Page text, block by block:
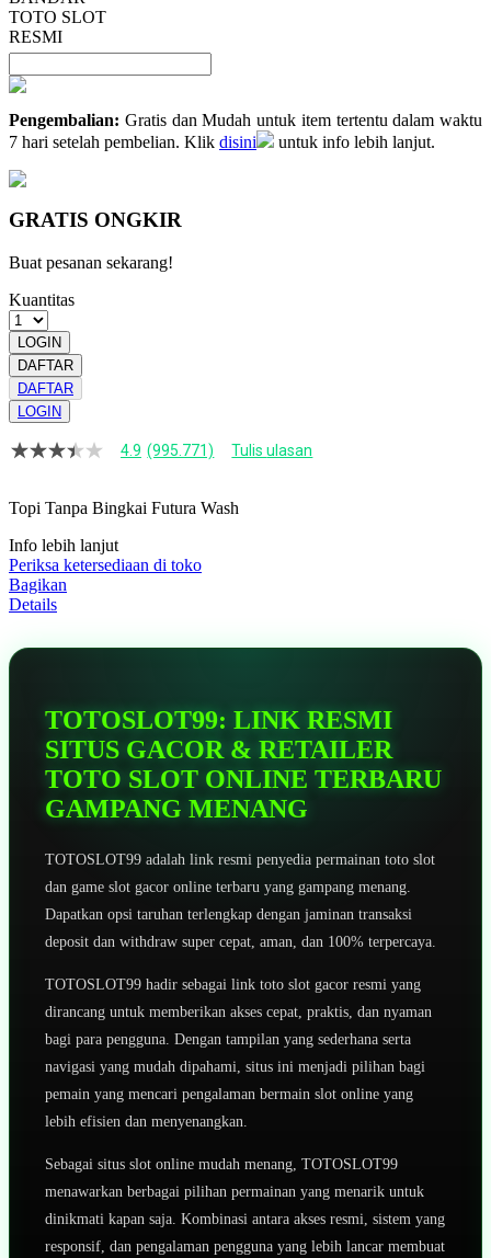
TOTO SLOT
RESMI
Pengembalian: Gratis dan Mudah untuk item tertentu dalam waktu
7 hari setelah pembelian. Klik disini untuk info lebih lanjut.
GRATIS ONGKIR
Buat pesanan sekarang!
Kuantitas
LOGIN
DAFTAR
DAFTAR
LOGIN
4.9
bintang,
rating
rata-
rata.
Read
13
Tautan
4.9 (995.771) Tulis ulasan
Topi Tanpa Bingkai Futura Wash
Info lebih lanjut
Periksa ketersediaan di toko
Bagikan
Details
TOTOSLOT99: LINK RESMI
SITUS GACOR & RETAILER
TOTO SLOT ONLINE TERBARU
GAMPANG MENANG
TOTOSLOT99 adalah link resmi penyedia permainan toto slot
dan game slot gacor online terbaru yang gampang menang.
Dapatkan opsi taruhan terlengkap dengan jaminan transaksi
deposit dan withdraw super cepat, aman, dan 100% terpercaya.
TOTOSLOT99 hadir sebagai link toto slot gacor resmi yang
dirancang untuk memberikan akses cepat, praktis, dan nyaman
bagi para pengguna. Dengan tampilan yang sederhana serta
navigasi yang mudah dipahami, situs ini menjadi pilihan bagi
pemain yang mencari pengalaman bermain slot online yang
lebih efisien dan menyenangkan.
Sebagai situs slot online mudah menang, TOTOSLOT99
menawarkan berbagai pilihan permainan yang menarik untuk
dinikmati kapan saja. Kombinasi antara akses resmi, sistem yang
responsif, dan pengalaman pengguna yang lebih lancar membuat